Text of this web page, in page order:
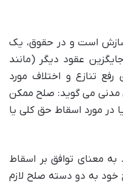
است و در حقوق، یک
عقود دیگر (مانند
رفع تنازع و اختلاف مورد
گیرد. ماده ۷۵۸ قانون مدنی می گوید: صلح ممکن
در مورد اسقاط حق کلی یا
معنای توافق بر اسقاط
خود به دو دسته صلح لازم